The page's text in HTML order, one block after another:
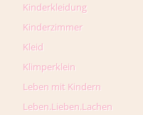
Kinderkleidung
Kinderzimmer
Kleid
Klimperklein
Leben mit Kindern
Leben.Lieben.Lachen